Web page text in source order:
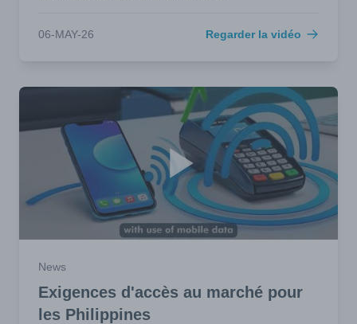
06-MAY-26 Regarder la vidéo
News
Exigences d'accès au marché pour
les Philippines